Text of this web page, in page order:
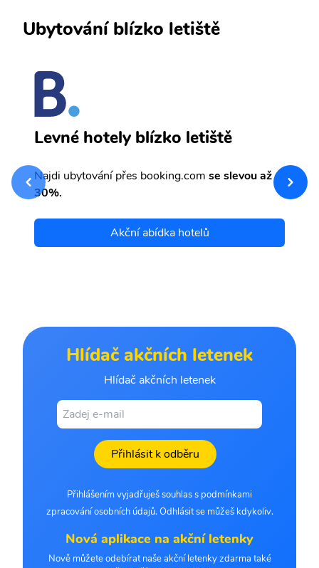
Ubytování blízko letiště
Levné hotely blízko letiště
Najdi ubytování přes booking.com se slevou až
30%.
Akční abídka hotelů
Hlídač akčních letenek
Hlídač akčních letenek
Přihlásit k odběru
Přihlášením vyjadřuješ souhlas s podmínkami
zpracování osobních údajů. Odhlásit se můžeš kdykoliv.
Nová aplikace na akční letenky
Nově můžete odebírat naše akční letenky zdarma také